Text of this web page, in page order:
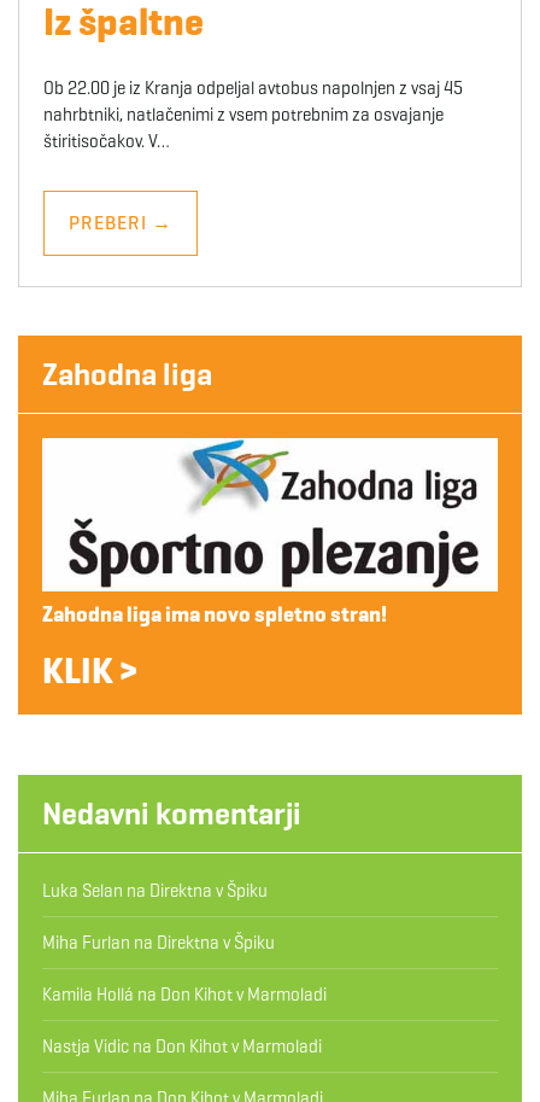
Iz špaltne
Ob 22.00 je iz Kranja odpeljal avtobus napolnjen z vsaj 45
nahrbtniki, natlačenimi z vsem potrebnim za osvajanje
štiritisočakov. V…
PREBERI →
Zahodna liga
Zahodna liga ima novo spletno stran!
KLIK >
Nedavni komentarji
Luka Selan na Direktna v Špiku
Miha Furlan na Direktna v Špiku
Kamila Hollá na Don Kihot v Marmoladi
Nastja Vidic na Don Kihot v Marmoladi